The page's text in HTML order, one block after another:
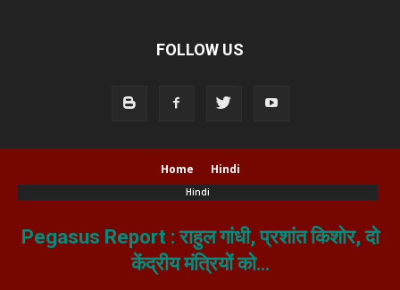
FOLLOW US
Home Hindi
Hindi
Pegasus Report : राहुल गांधी, प्रशांत किशोर, दो
केंद्रीय मंत्रियों को…